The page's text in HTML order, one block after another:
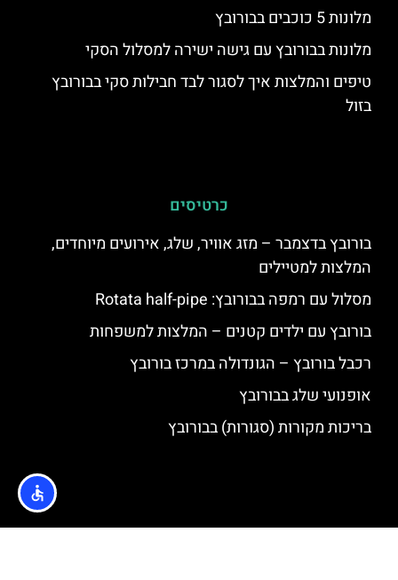
מלונות 5 כוכבים בבורובץ
מלונות בבורובץ עם גישה ישירה למסלול הסקי
טיפים והמלצות איך לסגור לבד חבילות סקי בבורובץ
בזול
כרטיסים
בורובץ בדצמבר – מזג אוויר, שלג, אירועים מיוחדים,
המלצות למטיילים
מסלול עם רמפה בבורובץ: Rotata half-pipe
בורובץ עם ילדים קטנים – המלצות למשפחות
רכבל בורובץ – הגונדולה במרכז בורובץ
אופנועי שלג בבורובץ
בריכות מקורות (סגורות) בבורובץ